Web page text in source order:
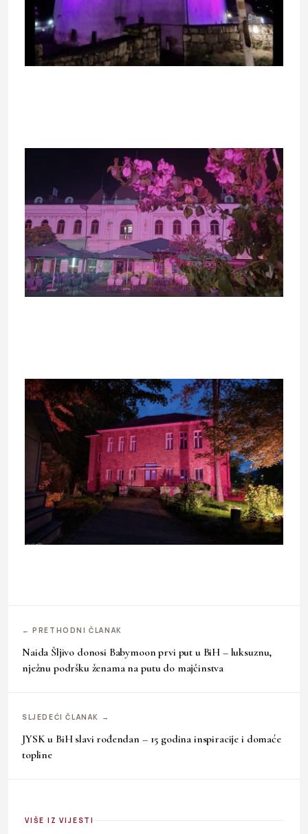
← PRETHODNI ČLANAK
Naida Šljivo donosi Babymoon prvi put u BiH – luksuznu,
nježnu podršku ženama na putu do majčinstva
SLJEDEĆI ČLANAK →
JYSK u BiH slavi rođendan – 15 godina inspiracije i domaće
topline
VIŠE IZ VIJESTI